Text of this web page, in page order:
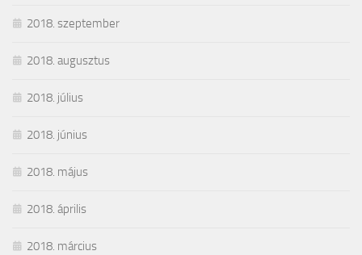
2018. szeptember
2018. augusztus
2018. július
2018. június
2018. május
2018. április
2018. március